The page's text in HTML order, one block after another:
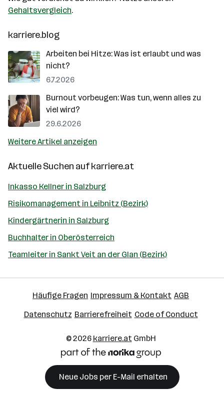
Gehaltsvergleich.
karriere.blog
Arbeiten bei Hitze: Was ist erlaubt und was
nicht?
6.7.2026
Burnout vorbeugen: Was tun, wenn alles zu
viel wird?
29.6.2026
Weitere Artikel anzeigen
Aktuelle Suchen aufkarriere.at
Inkasso Kellner in Salzburg
Risikomanagement in Leibnitz (Bezirk)
Kindergärtnerin in Salzburg
Buchhalter in Oberösterreich
Teamleiter in Sankt Veit an der Glan (Bezirk)
Häufige Fragen Impressum & Kontakt AGB
Datenschutz Barrierefreiheit Code of Conduct
© 2026 karriere.atGmbH
Neue Jobs per E-Mail erhalten